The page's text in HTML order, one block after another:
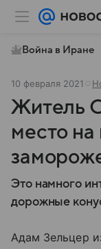
Война в Иране
10 февраля 2021
Житель
место на
Это намного
дорожные
Адам Зельцер